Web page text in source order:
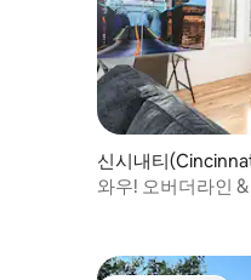
신시내티
미니엄
와우! 오버더라인